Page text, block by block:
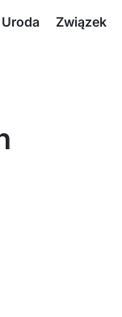
Uroda Związek